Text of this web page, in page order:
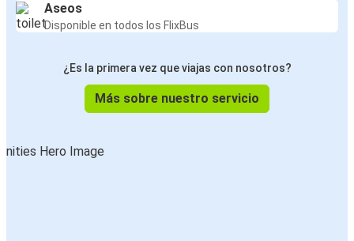
Aseos
Disponible en todos los FlixBus
¿Es la primera vez que viajas con nosotros?
Más sobre nuestro servicio